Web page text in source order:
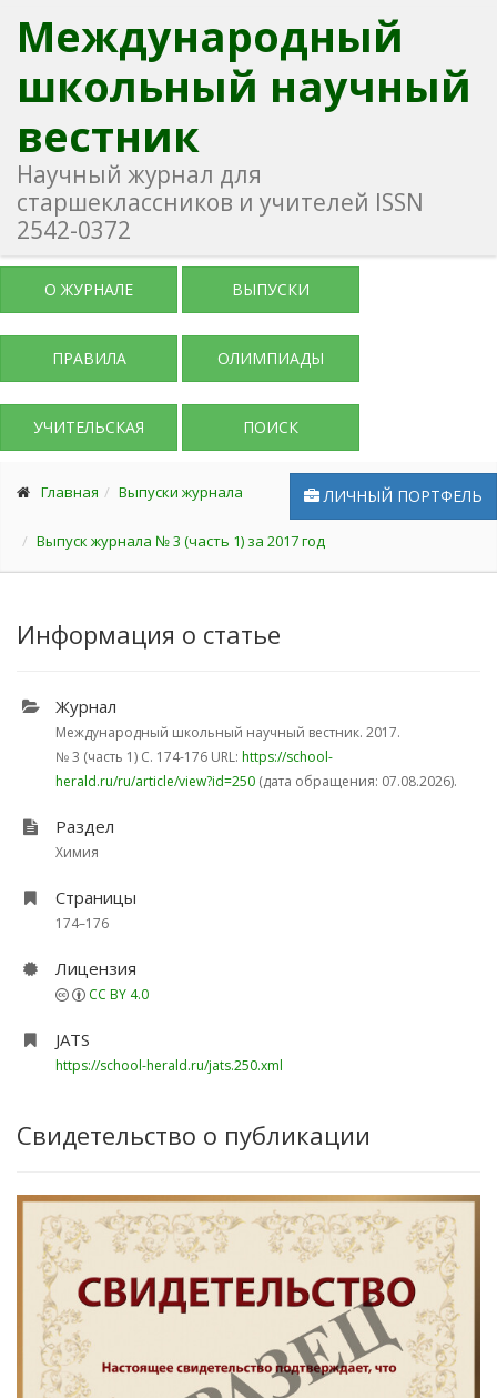
Международный
школьный научный
вестник
Научный журнал для
старшеклассников и учителей ISSN
2542-0372
О ЖУРНАЛЕ ВЫПУСКИ
ПРАВИЛА ОЛИМПИАДЫ
УЧИТЕЛЬСКАЯ ПОИСК
ЛИЧНЫЙ ПОРТФЕЛЬ
Главная Выпуски журнала
Выпуск журнала № 3 (часть 1) за 2017 год
Информация о статье
Журнал
Международный школьный научный вестник. 2017.
№ 3 (часть 1) С. 174-176 URL: https://school-
herald.ru/ru/article/view?id=250 (дата обращения: 07.08.2026).
Раздел
Химия
Страницы
174–176
Лицензия
CC BY 4.0
JATS
https://school-herald.ru/jats.250.xml
Свидетельство о публикации